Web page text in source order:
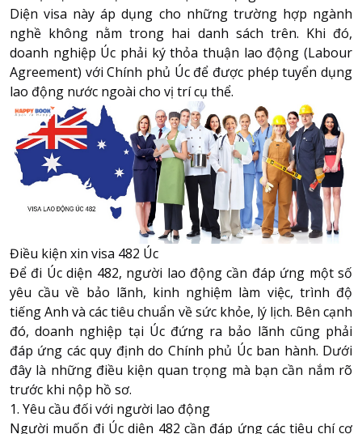
Diện visa này áp dụng cho những trường hợp ngành
nghề không nằm trong hai danh sách trên. Khi đó,
doanh nghiệp Úc phải ký thỏa thuận lao động (Labour
Agreement) với Chính phủ Úc để được phép tuyển dụng
lao động nước ngoài cho vị trí cụ thể.
Điều kiện xin visa 482 Úc
Để đi Úc diện 482, người lao động cần đáp ứng một số
yêu cầu về bảo lãnh, kinh nghiệm làm việc, trình độ
tiếng Anh và các tiêu chuẩn về sức khỏe, lý lịch. Bên cạnh
đó, doanh nghiệp tại Úc đứng ra bảo lãnh cũng phải
đáp ứng các quy định do Chính phủ Úc ban hành. Dưới
đây là những điều kiện quan trọng mà bạn cần nắm rõ
trước khi nộp hồ sơ.
1. Yêu cầu đối với người lao động
Người muốn đi Úc diện 482 cần đáp ứng các tiêu chí cơ